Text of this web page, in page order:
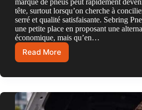
tête, surtout lorsqu’on cherche à
serré et qualité satisfaisante. Sebring
une petite place en proposant une
économique, mais qu’en…
Read More
Sebring
Pneus
:
ce
que